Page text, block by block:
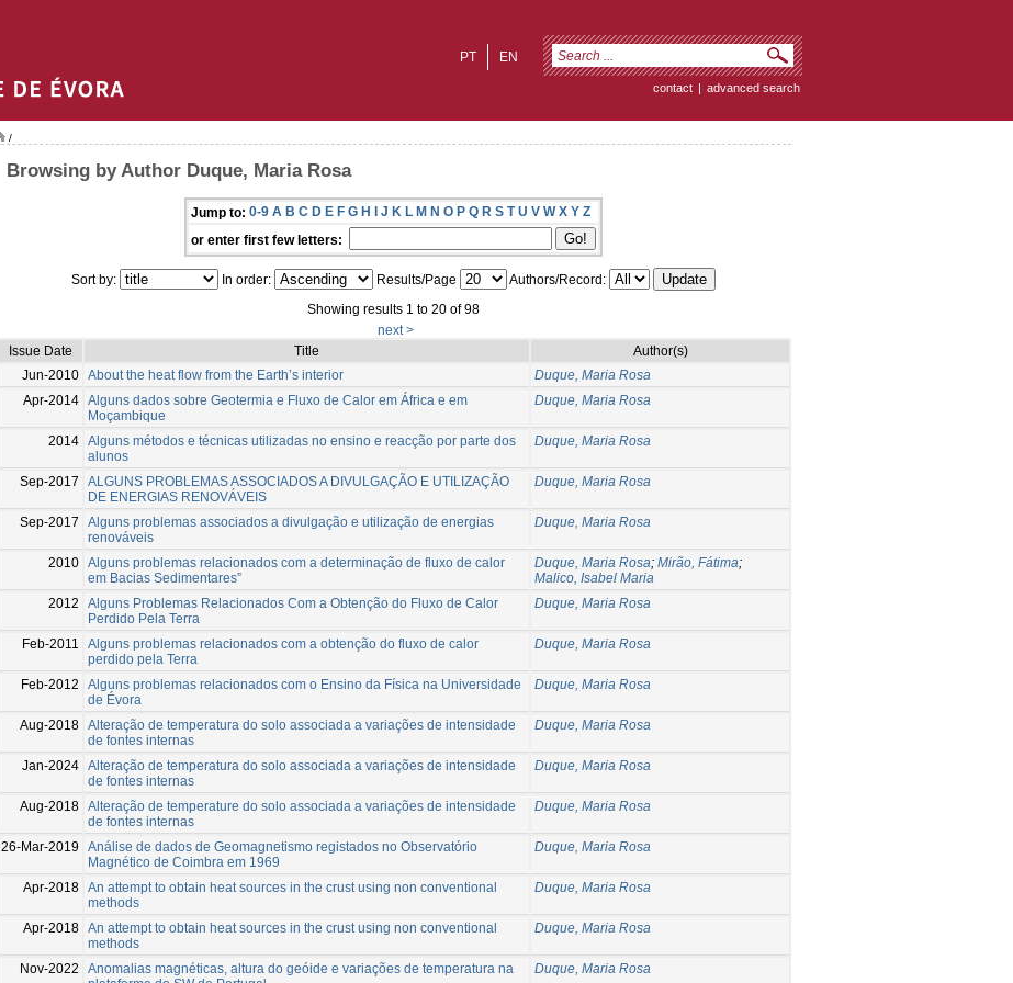
EN
PT
contact | advanced search
/
Browsing by Author Duque, Maria Rosa
Jump to: 0-9 A B C D E F G H I J K L M N O P Q R S T U V W X Y Z
or enter first few letters:
Sort by: In order: Results/Page
Authors/Record:
Showing results 1 to 20 of 98
next >
Issue Date
Title
Author(s)
Jun-2010 About the heat flow from the Earth’s interior
Duque, Maria Rosa
Apr-2014 Alguns dados sobre Geotermia e Fluxo de Calor em África e em
Moçambique
Duque, Maria Rosa
2014 Alguns métodos e técnicas utilizadas no ensino e reacção por parte dos
alunos
Duque, Maria Rosa
Sep-2017
ALGUNS PROBLEMAS ASSOCIADOS A DIVULGAÇÃO E UTILIZAÇÃO
DE ENERGIAS RENOVÁVEIS
Duque, Maria Rosa
Sep-2017
Alguns problemas associados a divulgação e utilização de energias
renováveis
Duque, Maria Rosa
2010 Alguns problemas relacionados com a determinação de fluxo de calor
em Bacias Sedimentares”
Duque, Maria Rosa; Mirão, Fátima;
Malico, Isabel Maria
2012
Alguns Problemas Relacionados Com a Obtenção do Fluxo de Calor
Perdido Pela Terra
Duque, Maria Rosa
Feb-2011
Alguns problemas relacionados com a obtenção do fluxo de calor
perdido pela Terra
Duque, Maria Rosa
Feb-2012
Alguns problemas relacionados com o Ensino da Física na Universidade
de Évora
Duque, Maria Rosa
Aug-2018 Alteração de temperatura do solo associada a variações de intensidade
de fontes internas
Duque, Maria Rosa
Jan-2024 Alteração de temperatura do solo associada a variações de intensidade
de fontes internas
Duque, Maria Rosa
Aug-2018 Alteração de temperature do solo associada a variações de intensidade
de fontes internas
Duque, Maria Rosa
26-Mar-2019
Análise de dados de Geomagnetismo registados no Observatório
Magnético de Coimbra em 1969
Duque, Maria Rosa
Apr-2018 An attempt to obtain heat sources in the crust using non conventional
methods
Duque, Maria Rosa
Apr-2018 An attempt to obtain heat sources in the crust using non conventional
methods
Duque, Maria Rosa
Nov-2022
Anomalias magnéticas, altura do geóide e variações de temperatura na
Duque, Maria Rosa